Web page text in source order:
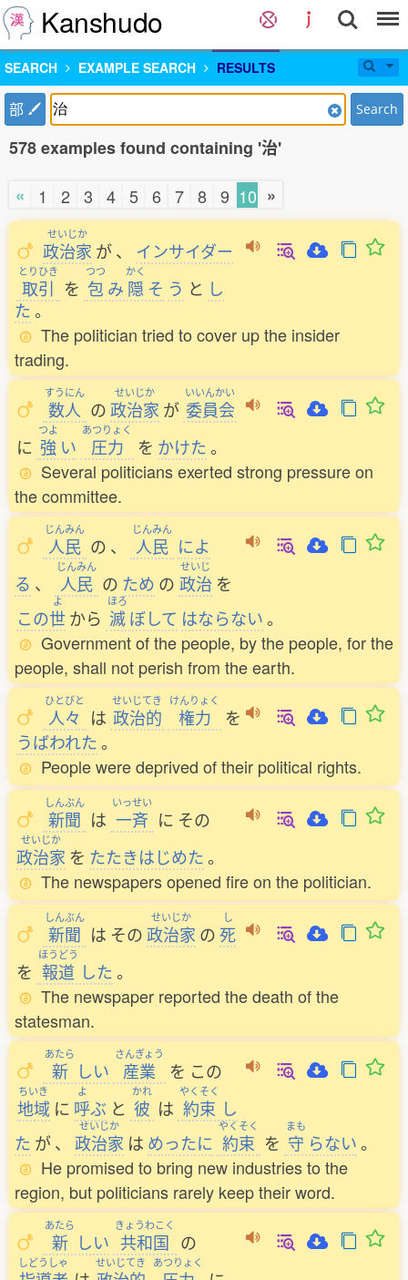
Kanshudo
SEARCH EXAMPLE SEARCH RESULTS
部 Search
578 examples found containing '治'
« 1 2 3 4 5 6 7 8 9 10 »
せいじか
政治家 が、 インサイダー
とりひき
取引 を
つつ
包 み
かく
隠 そ う と し
た。
The politician tried to cover up the insider
trading.
すうにん
数人 の
せいじか
政治家 が
いいんかい
委員会
に
つよ
強 い
あつりょく
圧力 を かけた。
Several politicians exerted strong pressure on
the committee.
じんみん
人民 の 、
じんみん
人民 によ
る 、
じんみん
人民 の ため の
せいじ
政治 を
この
よ
世から
ほろ
滅ぼして はならない。
Government of the people, by the people, for the
people, shall not perish from the earth.
ひとびと
人々 は
せいじてき
政治的
けんりょく
権力
を
うばわれた。
People were deprived of their political rights.
しんぶん
新聞 は
いっせい
一斉 に その
せいじか
政治家 を たたきはじめた。
The newspapers opened fire on the politician.
しんぶん
新聞 は その
せいじか
政治家 の
し
死
を
ほうどう
報道 した。
The newspaper reported the death of the
statesman.
あたら
新 しい
さんぎょう
産業 を この
ちいき
地域 に
よ
呼ぶ と
かれ
彼 は
やくそく
約束 し
た が、
せいじか
政治家 は めったに
やくそく
約束 を
まも
守 らない。
He promised to bring new industries to the
region, but politicians rarely keep their word.
あたら
新 しい
きょうわこく
共和国 の
しどうしゃ せいじてき あつりょく